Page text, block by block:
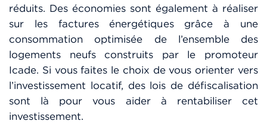
réduits. Des économies sont également à réaliser
sur les factures énergétiques grâce à une
consommation optimisée de l’ensemble des
logements neufs construits par le promoteur
Icade. Si vous faites le choix de vous orienter vers
l’investissement locatif, des lois de défiscalisation
sont là pour vous aider à rentabiliser cet
investissement.